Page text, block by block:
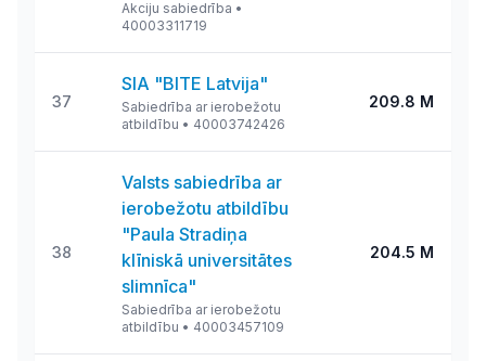
Akciju sabiedrība •
40003311719
37
SIA "BITE Latvija"
Sabiedrība ar ierobežotu
atbildību • 40003742426
209.8 M
38
Valsts sabiedrība ar
ierobežotu atbildību
"Paula Stradiņa
klīniskā universitātes
slimnīca"
Sabiedrība ar ierobežotu
atbildību • 40003457109
204.5 M